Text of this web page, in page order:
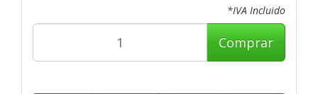
*IVA Incluido
Comprar